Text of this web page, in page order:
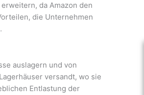
da Amazon den
die Unternehmen
auslagern und von
versandt, wo sie
Entlastung der